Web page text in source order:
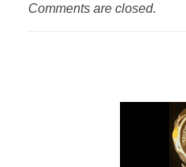
Comments are closed.